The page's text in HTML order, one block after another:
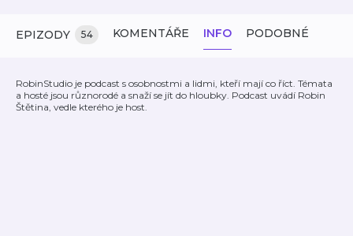
EPIZODY 54 KOMENTÁŘE INFO PODOBNÉ
RobinStudio je podcast s osobnostmi a lidmi, kteří mají co říct. Témata
a hosté jsou různorodé a snaží se jít do hloubky. Podcast uvádí Robin
Štětina, vedle kterého je host.